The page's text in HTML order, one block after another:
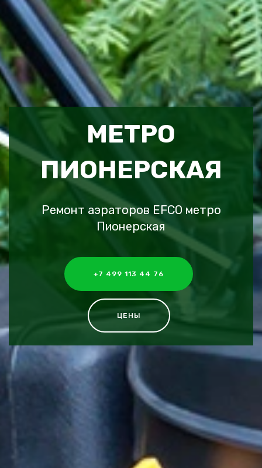
МЕТРО
ПИОНЕРСКАЯ
Ремонт аэраторов EFCO метро
Пионерская
+7 499 113 44 76
ЦЕНЫ